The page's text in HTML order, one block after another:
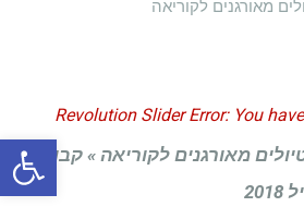
Revolution Slider Error: You
include that comes after the
מאורגנים לקוריאה » קבוצתפתח